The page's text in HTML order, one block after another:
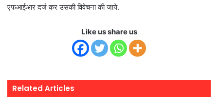
एफआईआर दर्ज कर उसकी विवेचना की जाये.
Like us share us
Related Articles